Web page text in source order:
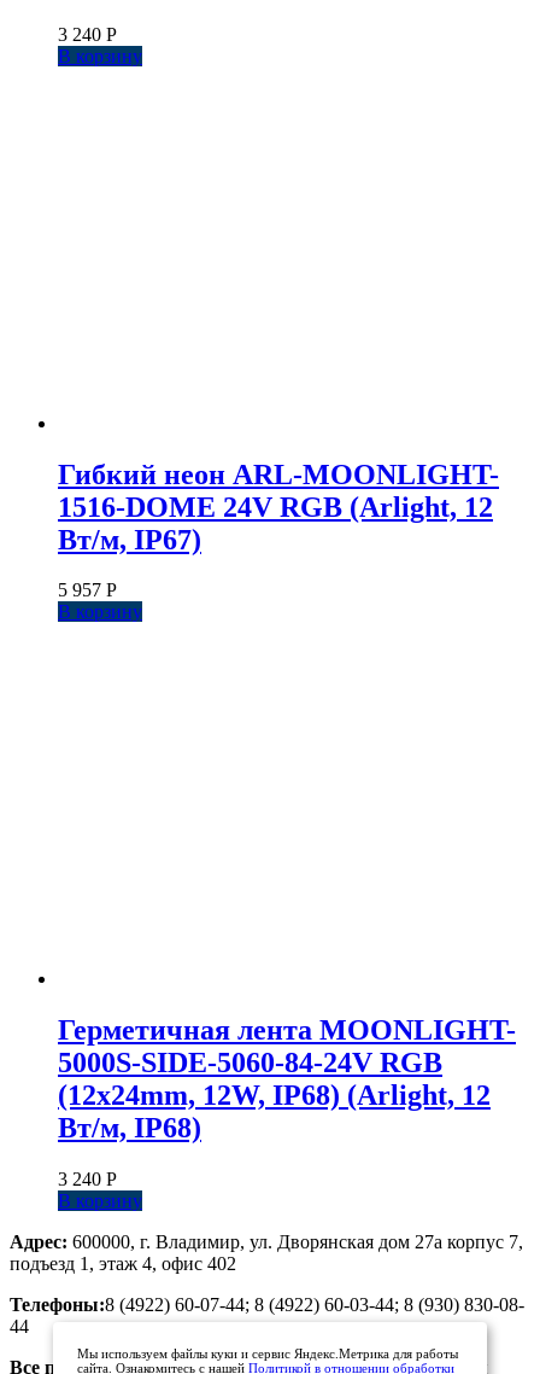
3 240 Р
В корзину
Гибкий неон ARL-MOONLIGHT-
1516-DOME 24V RGB (Arlight, 12
Вт/м, IP67)
5 957 Р
В корзину
Герметичная лента MOONLIGHT-
5000S-SIDE-5060-84-24V RGB
(12х24mm, 12W, IP68) (Arlight, 12
Вт/м, IP68)
3 240 Р
В корзину
Адрес: 600000, г. Владимир, ул. Дворянская дом 27а корпус 7,
подъезд 1, этаж 4, офис 402
Телефоны:8 (4922) 60-07-44; 8 (4922) 60-03-44; 8 (930) 830-08-
44
Все предложения, размещенные на сайте, не являются
Мы используем файлы куки и сервис Яндекс.Метрика для работы
сайта. Ознакомитесь с нашей Политикой в отношении обработки